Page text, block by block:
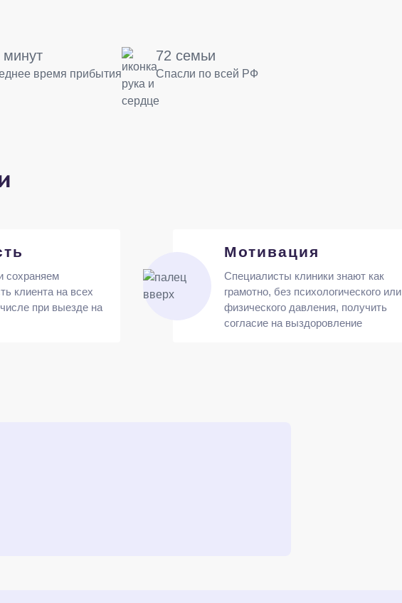
минут
время прибытия
72 семьи
Спасли по всей РФ
сохраняем
клиента на всех
при выезде на
Мотивация
Специалисты клиники знают как
грамотно, без психологического или
физического давления, получить
согласие на выздоровление